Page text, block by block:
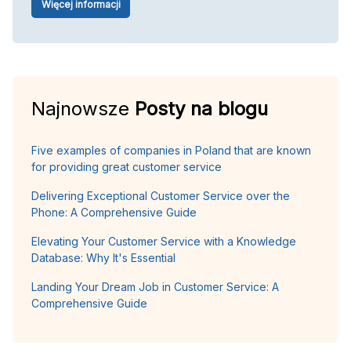
Więcej informacji
Najnowsze Posty na blogu
Five examples of companies in Poland that are known
for providing great customer service
Delivering Exceptional Customer Service over the
Phone: A Comprehensive Guide
Elevating Your Customer Service with a Knowledge
Database: Why It's Essential
Landing Your Dream Job in Customer Service: A
Comprehensive Guide